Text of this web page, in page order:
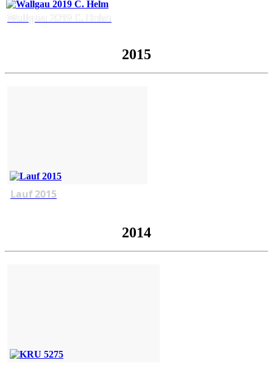
Wallgau 2019 C. Helm
2015
Lauf 2015
2014